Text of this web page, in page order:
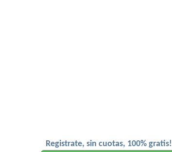
Registrate, sin cuotas, 100% gratis!